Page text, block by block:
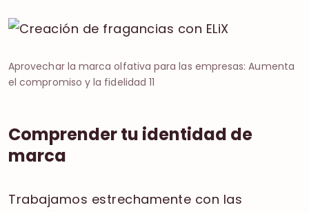
Aprovechar la marca olfativa para las empresas: Aumenta
el compromiso y la fidelidad 11
Comprender tu identidad de
marca
Trabajamos estrechamente con las